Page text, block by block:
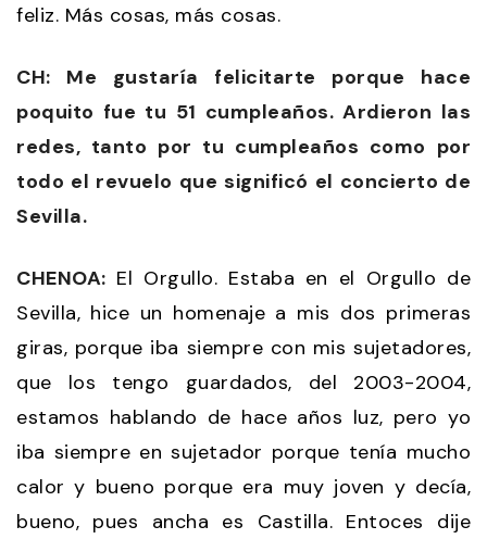
feliz. Más cosas, más cosas.
CH: Me gustaría felicitarte porque hace
poquito fue tu 51 cumpleaños. Ardieron las
redes, tanto por tu cumpleaños como por
todo el revuelo que significó el concierto de
Sevilla.
CHENOA: El Orgullo. Estaba en el Orgullo de
Sevilla, hice un homenaje a mis dos primeras
giras, porque iba siempre con mis sujetadores,
que los tengo guardados, del 2003-2004,
estamos hablando de hace años luz, pero yo
iba siempre en sujetador porque tenía mucho
calor y bueno porque era muy joven y decía,
bueno, pues ancha es Castilla. Entoces dije